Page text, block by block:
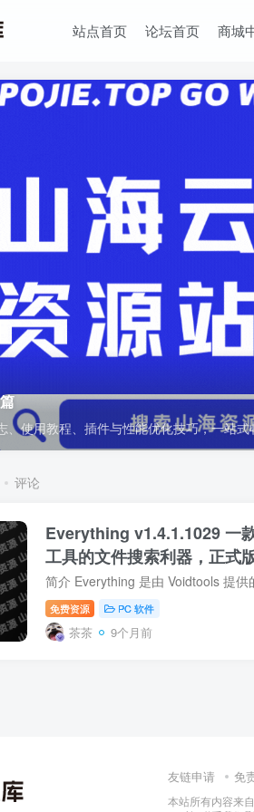
站点首页 论坛首页 商城
、使用教程、插件与性能优化技巧，一站式
评论
Everything v1.4.1.1029 一
工具的文件搜索利器，正式
免费资源 PC 软件
茶茶 9个月前
友链申请 免
本站所有内容来